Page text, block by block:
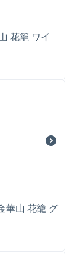
花籠 ワイ
華山 花籠 グ